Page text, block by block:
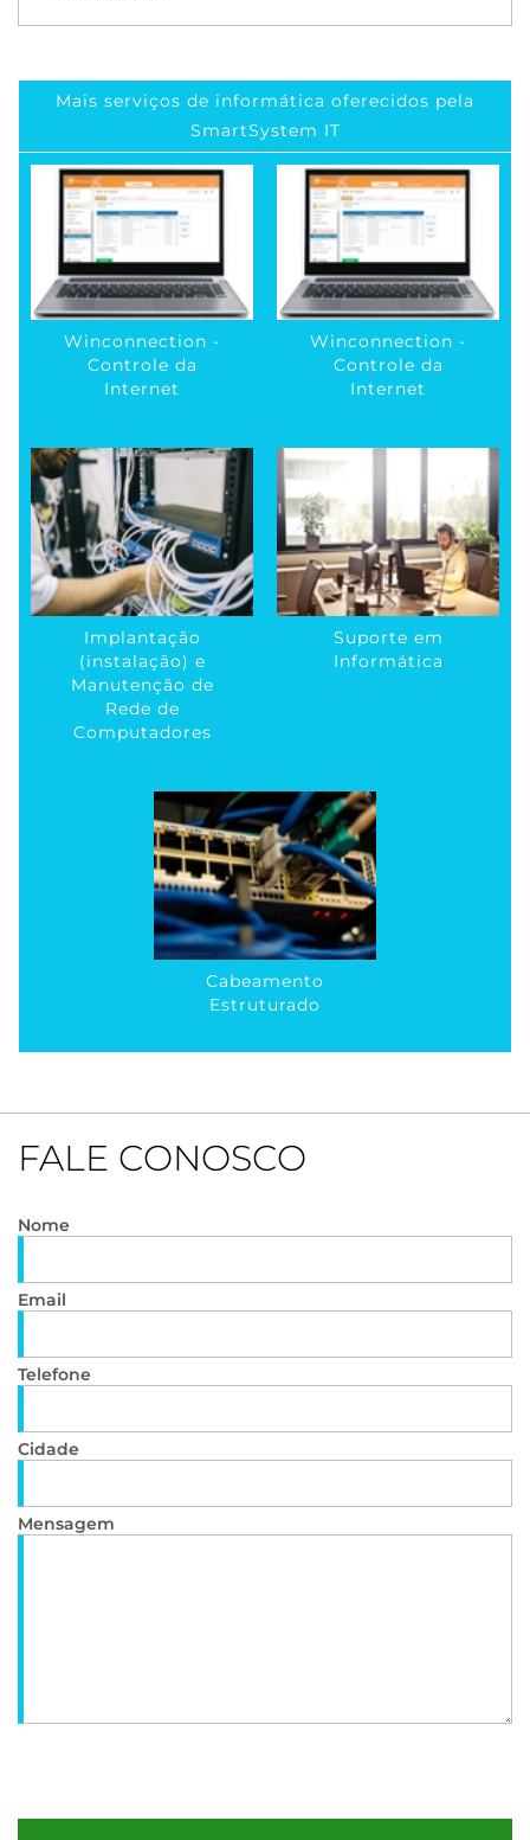
Mais serviços de informática oferecidos pela
SmartSystem IT
Winconnection -
Controle da
Internet
Winconnection -
Controle da
Internet
Implantação
(instalação) e
Manutenção de
Rede de
Computadores
Suporte em
Informática
Cabeamento
Estruturado
FALE CONOSCO
Nome
Email
Telefone
Cidade
Mensagem